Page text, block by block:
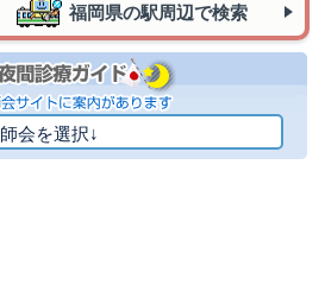
福岡県の駅周辺で検索